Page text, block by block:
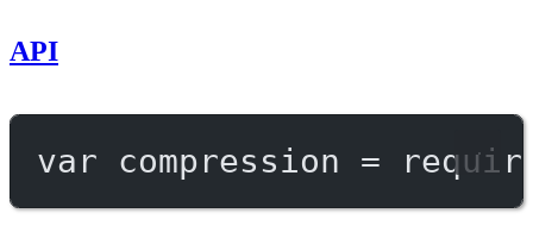
API
var compression =